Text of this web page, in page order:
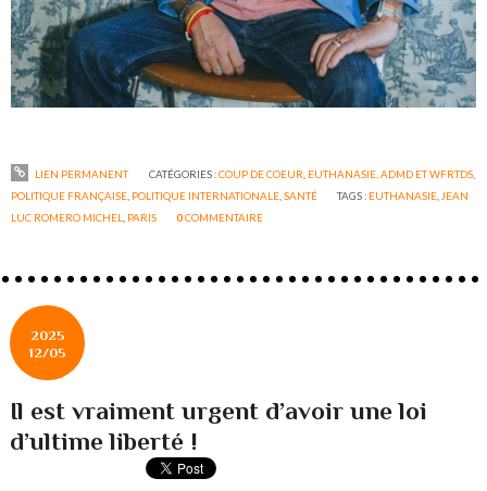
LIEN PERMANENT CATÉGORIES :COUP DE COEUR EUTHANASIE, ADMD ET WFRTDS,
POLITIQUE FRANÇAISE POLITIQUE INTERNATIONALE ,SANTÉ TAGS : EUTHANASIE JEAN
LUC ROMERO MICHEL
PARIS 0COMMENTAIRE
2025
12/05
Il est vraiment urgent d’avoir une loi
d’ultime liberté !